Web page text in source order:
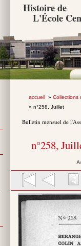
Histoire de
L'École
accueil» Collections
» n°258, Juillet
Bulletin mensuel de
n°258,